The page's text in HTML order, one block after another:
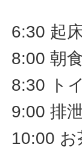
6:30 起
8:00 朝
8:30 ト
9:00 排
10:00 お